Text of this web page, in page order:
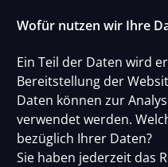
Wofür nutzen wir Ihre
Ein Teil der Daten wird
Bereitstellung der
Daten können zur
verwendet werden.
bezüglich Ihrer Daten?
Sie haben jederzeit das